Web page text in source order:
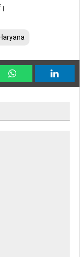
Haryana